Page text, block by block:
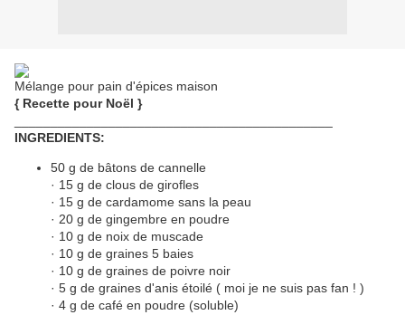
Mélange pour pain d'épices maison
{ Recette pour Noël }
INGREDIENTS:
50 g de bâtons de cannelle
· 15 g de clous de girofles
· 15 g de cardamome sans la peau
· 20 g de gingembre en poudre
· 10 g de noix de muscade
· 10 g de graines 5 baies
· 10 g de graines de poivre noir
· 5 g de graines d'anis étoilé ( moi je ne suis pas fan ! )
· 4 g de café en poudre (soluble)